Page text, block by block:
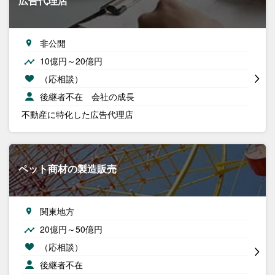
非公開
10億円～20億円
（応相談）
後継者不在 会社の成長
不動産に特化した広告代理店
ペット商材の製造販売
関東地方
20億円～50億円
（応相談）
後継者不在